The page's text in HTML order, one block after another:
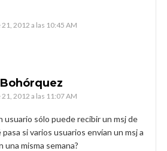
2012 a las 10:45 AM
2012 a las 11:07 AM
usuario sólo puede recibir un msj de
pasa si varios usuarios envían un msj a
una misma semana?